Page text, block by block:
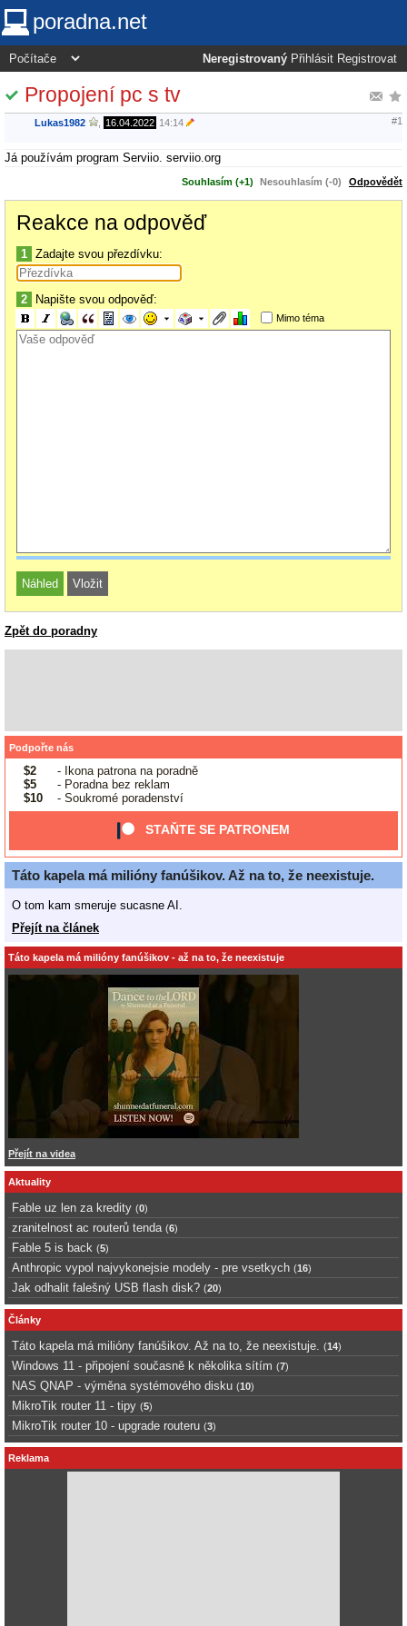
poradna.net
Neregistrovaný Přihlásit Registrovat
Propojení pc s tv
Lukas1982 16.04.2022 14:14 #1
Já používám program Serviio. serviio.org
Souhlasím (+1) Nesouhlasím (-0) Odpovědět
Reakce na odpověď
1 Zadajte svou přezdívku:
2 Napište svou odpověď:
Mimo téma
Zpět do poradny
Podpořte nás
$2
- Ikona patrona na poradně
$5
- Poradna bez reklam
$10
- Soukromé poradenství
STAŇTE SE PATRONEM
Táto kapela má milióny fanúšikov. Až na to, že neexistuje.
O tom kam smeruje sucasne AI.
Přejít na článek
Táto kapela má milióny fanúšikov - až na to, že neexistuje
Přejít na videa
Aktuality
Fable uz len za kredity (0)
zranitelnost ac routerů tenda (6)
Fable 5 is back (5)
Anthropic vypol najvykonejsie modely - pre vsetkych (16)
Jak odhalit falešný USB flash disk? (20)
Články
Táto kapela má milióny fanúšikov. Až na to, že neexistuje. (14)
Windows 11 - připojení současně k několika sítím (7)
NAS QNAP - výměna systémového disku (10)
MikroTik router 11 - tipy (5)
MikroTik router 10 - upgrade routeru (3)
Reklama